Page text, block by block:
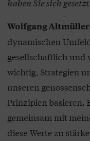
haben Sie sich
Wolfgang
dynamischen
gesellschaftlich und
wichtig, Strategien
unseren
Prinzipien basieren.
gemeinsam mit
diese Werte zu